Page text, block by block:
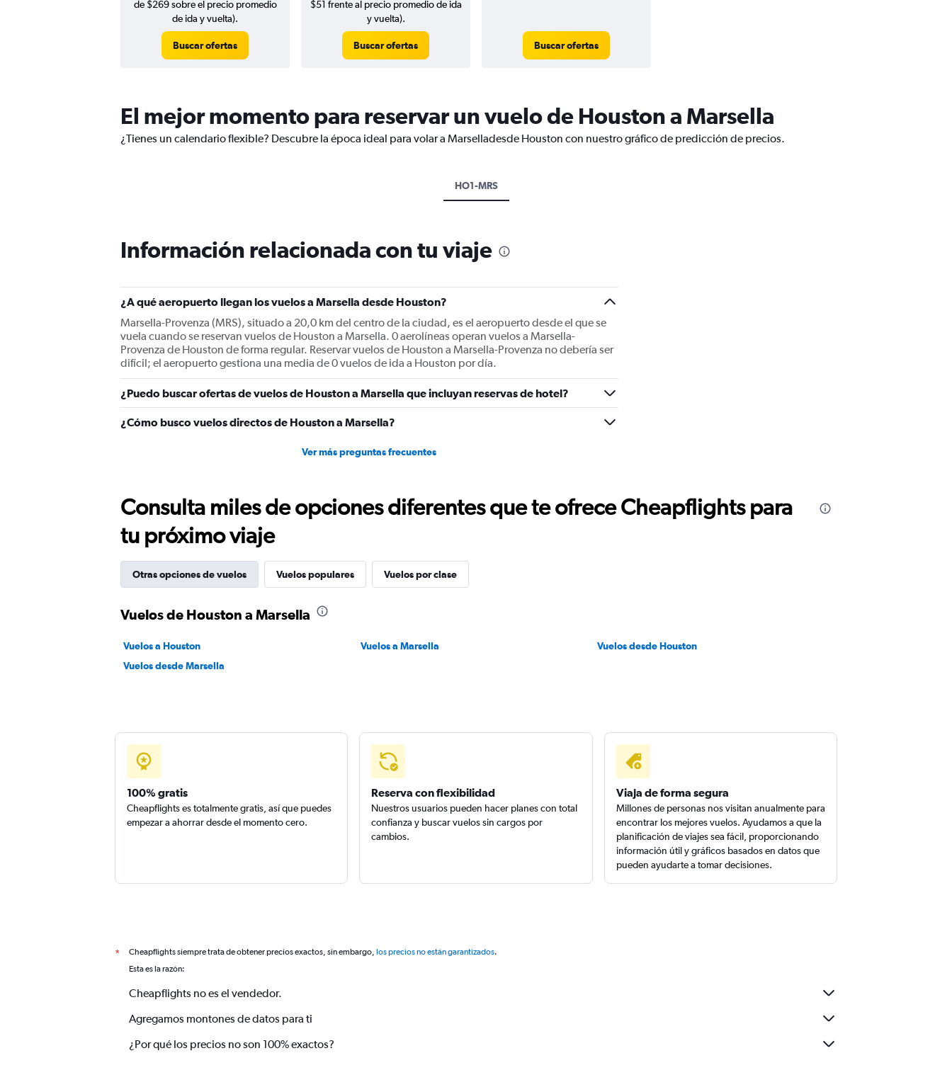
de $269 sobre el precio promedio
de ida y vuelta).
Buscar ofertas
$51 frente al precio promedio de ida
y vuelta).
Buscar ofertas Buscar ofertas
El mejor momento para reservar un vuelo de Houston a Marsella
¿Tienes un calendario flexible? Descubre la época ideal para volar a Marselladesde Houston con nuestro gráfico de predicción de precios.
HO1-MRS
Información relacionada con tu viaje
¿A qué aeropuerto llegan los vuelos a Marsella desde Houston?
Marsella-Provenza (MRS), situado a 20,0 km del centro de la ciudad, es el aeropuerto desde el que se
vuela cuando se reservan vuelos de Houston a Marsella. 0 aerolíneas operan vuelos a Marsella-
Provenza de Houston de forma regular. Reservar vuelos de Houston a Marsella-Provenza no debería ser
difícil; el aeropuerto gestiona una media de 0 vuelos de ida a Houston por día.
¿Puedo buscar ofertas de vuelos de Houston a Marsella que incluyan reservas de hotel?
¿Cómo busco vuelos directos de Houston a Marsella?
Ver más preguntas frecuentes
Consulta miles de opciones diferentes que te ofrece Cheapflights para
tu próximo viaje
Otras opciones de vuelos Vuelos populares Vuelos por clase
Vuelos de Houston a Marsella
Vuelos a Houston Vuelos a Marsella
Vuelos desde Houston
Vuelos desde Marsella
100% gratis
Cheapflights es totalmente gratis, así que puedes
empezar a ahorrar desde el momento cero.
Reserva con flexibilidad
Nuestros usuarios pueden hacer planes con total
confianza y buscar vuelos sin cargos por
cambios.
Viaja de forma segura
Millones de personas nos visitan anualmente para
encontrar los mejores vuelos. Ayudamos a que la
planificación de viajes sea fácil, proporcionando
información útil y gráficos basados en datos que
pueden ayudarte a tomar decisiones.
* Cheapflights siempre trata de obtener precios exactos, sin embargo, los precios no están garantizados.
Esta es la razón:
Cheapflights no es el vendedor.
Agregamos montones de datos para ti
¿Por qué los precios no son 100% exactos?